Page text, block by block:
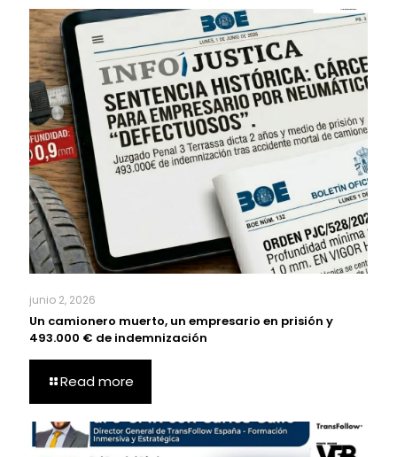
junio 2, 2026
Un camionero muerto, un empresario en prisión y
493.000 € de indemnización
Read more